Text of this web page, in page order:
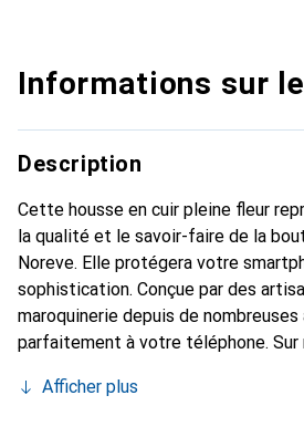
Informations sur
Description
Cette housse en cuir pleine fleur
la qualité et le savoir-faire de la
Noreve. Elle protégera votre
sophistication. Conçue par des
maroquinerie depuis de
parfaitement à votre téléphone. Sur
deviendra l'accessoire chic et
Afficher plus